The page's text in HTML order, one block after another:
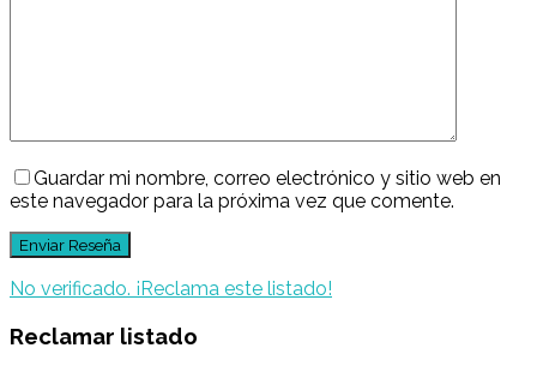
Guardar mi nombre, correo electrónico y sitio web en
este navegador para la próxima vez que comente.
No verificado. ¡Reclama este listado!
Reclamar listado